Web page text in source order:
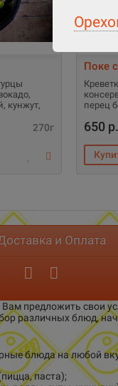
кунжут,
270г
Поке
перец
650 р.
и Оплата
предложить свои
различных блюд,
блюда на любой
паста);